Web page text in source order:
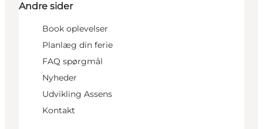
Andre sider
Book oplevelser
Planlæg din ferie
FAQ spørgmål
Nyheder
Udvikling Assens
Kontakt